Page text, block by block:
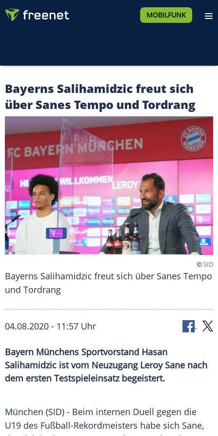
MOBILFUNK
Bayerns Salihamidzic freut sich
über Sanes Tempo und Tordrang
©SID
Bayerns Salihamidzic freut sich über Sanes Tempo
und Tordrang
04.08.2020 - 11:57 Uhr
Bayern Münchens Sportvorstand Hasan
Salihamidzic ist vom Neuzugang Leroy Sane nach
dem ersten Testspieleinsatz begeistert.
München (SID) - Beim internen Duell gegen die
U19 des Fußball-Rekordmeisters habe sich Sane,